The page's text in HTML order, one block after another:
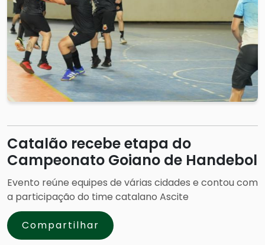
Catalão recebe etapa do
Campeonato Goiano de Handebol
Evento reúne equipes de várias cidades e contou com
a participação do time catalano Ascite
Compartilhar